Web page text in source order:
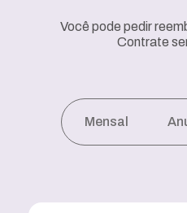
Você pode pedir
Contrate
Mensal